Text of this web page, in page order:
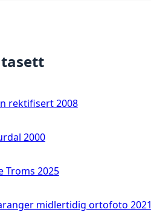
rektifisert 2008
2000
Troms 2025
midlertidig ortofoto 2021